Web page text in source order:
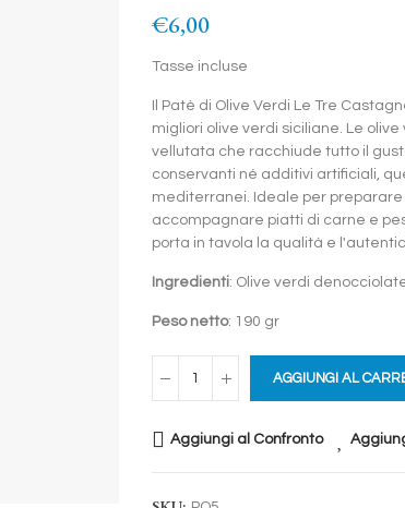
€6,00
Tasse incluse
Il Patè di Olive Verdi Le Tre
migliori olive verdi siciliane. Le
vellutata che racchiude tutto il
conservanti né additivi artificiali,
mediterranei. Ideale per
accompagnare piatti di carne e
porta in tavola la qualità e
Ingredienti: Olive verdi
Peso netto: 190 gr
AGGIUNGI AL
Aggiungi al Confronto